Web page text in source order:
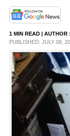
LIFESTYLE
SPIRITUAL
INFO+
1 MIN READ | AUTHOR :
PUBLISHED: JULY 08,